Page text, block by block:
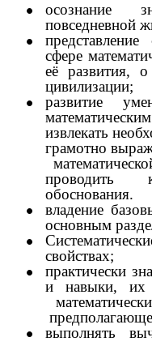
осознание
повседневной
сфере
её развития,
цивилизации;
развитие
извлекать
грамотно
проводить
обоснования.
владение
основным
свойствах;
практически
и навыки,
выполнять